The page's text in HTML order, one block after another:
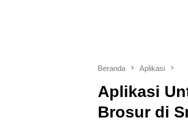
Beranda Aplikasi
Aplikasi
Brosur di